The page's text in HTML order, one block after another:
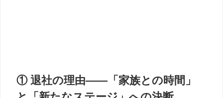
① 退社の理由――「家族との時間」